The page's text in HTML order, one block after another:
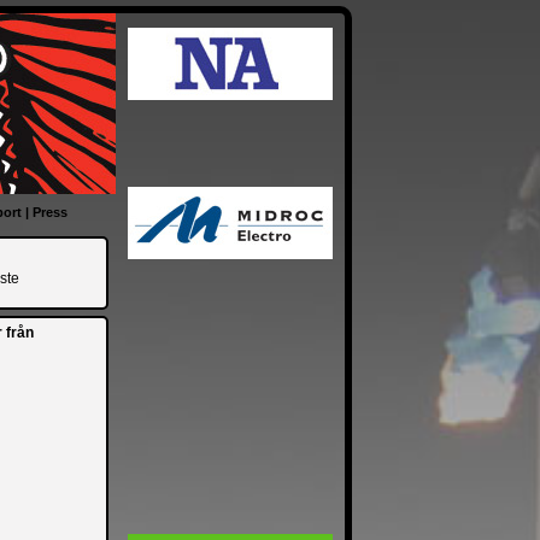
| Press
från